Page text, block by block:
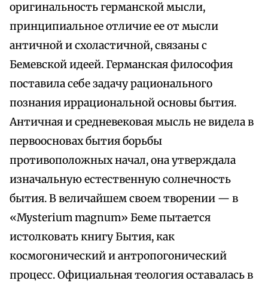
оригинальность германской мысли,
принципиальное отличие ее от мысли
античной и схоластичной, связаны с
Бемевской идеей. Германская философия
поставила себе задачу рационального
познания иррациональной основы бытия.
Античная и средневековая мысль не видела в
первоосновах бытия борьбы
противоположных начал, она утверждала
изначальную естественную солнечность
бытия. В величайшем своем творении — в
«Mysterium magnum» Беме пытается
истолковать книгу Бытия, как
космогонический и антропогонический
процесс. Официальная теология оставалась в